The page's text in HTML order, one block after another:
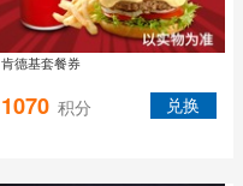
肯德基套餐券
1070 积分 兑换